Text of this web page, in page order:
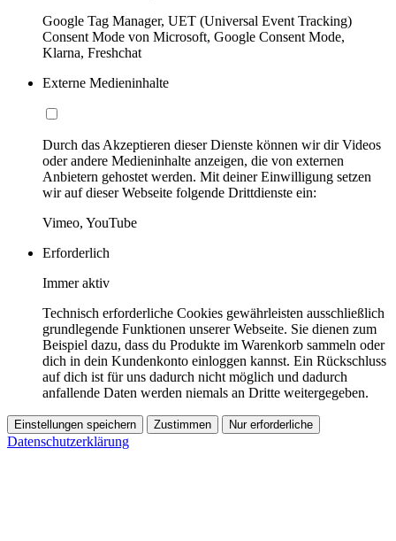
Google Tag Manager, UET (Universal Event Tracking)
Consent Mode von Microsoft, Google Consent Mode,
Klarna, Freshchat
Externe Medieninhalte
Durch das Akzeptieren dieser Dienste können wir dir Videos
oder andere Medieninhalte anzeigen, die von externen
Anbietern gehostet werden. Mit deiner Einwilligung setzen
wir auf dieser Webseite folgende Drittdienste ein:
Vimeo, YouTube
Erforderlich
Immer aktiv
Technisch erforderliche Cookies gewährleisten ausschließlich
grundlegende Funktionen unserer Webseite. Sie dienen zum
Beispiel dazu, dass du Produkte im Warenkorb sammeln oder
dich in dein Kundenkonto einloggen kannst. Ein Rückschluss
auf dich ist für uns dadurch nicht möglich und dadurch
anfallende Daten werden niemals an Dritte weitergegeben.
Einstellungen speichern Zustimmen Nur erforderliche
Datenschutzerklärung